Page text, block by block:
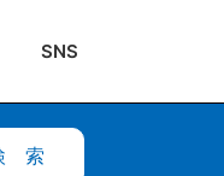
SNS
検索